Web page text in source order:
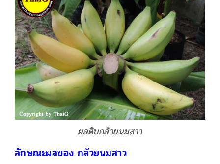
ผลดิบกล้วยนมสาว
ลักษณะผลของ กล้วยนมสาว